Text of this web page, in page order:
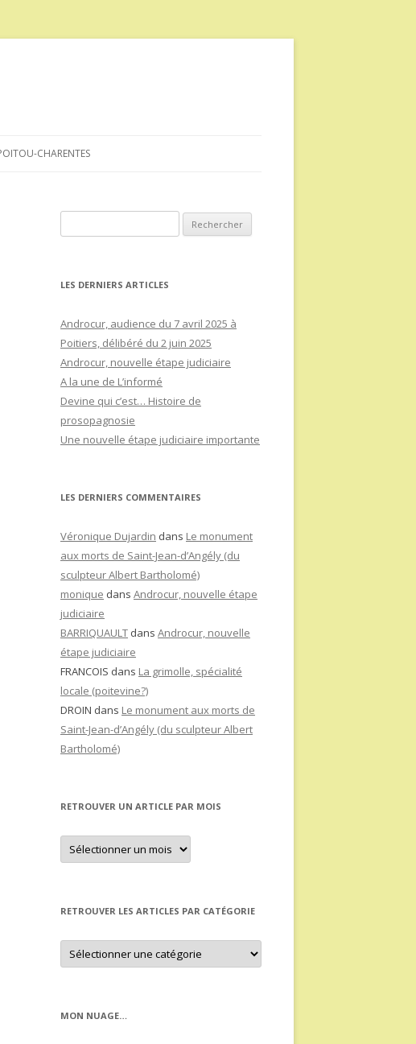
CHARENTES
LES DERNIERS ARTICLES
Androcur, audience du 7 avril 2025 à
Poitiers, délibéré du 2 juin 2025
Androcur, nouvelle étape judiciaire
A la une de L’informé
Devine qui c’est… Histoire de
prosopagnosie
Une nouvelle étape judiciaire importante
LES DERNIERS COMMENTAIRES
Véronique Dujardin dans Le monument
aux morts de Saint-Jean-d’Angély (du
sculpteur Albert Bartholomé)
monique dans Androcur, nouvelle étape
judiciaire
BARRIQUAULT dans Androcur, nouvelle
étape judiciaire
FRANCOIS dans La grimolle, spécialité
locale (poitevine?)
DROIN dans Le monument aux morts de
Saint-Jean-d’Angély (du sculpteur Albert
Bartholomé)
RETROUVER UN ARTICLE PAR MOIS
Retrouver
un
article
RETROUVER LES ARTICLES PAR CATÉGORIE
Retrouver
les
articles
MON NUAGE…